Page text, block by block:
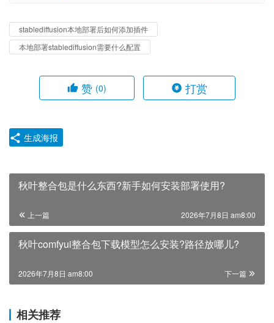
stablediffusion本地部署后如何添加插件
本地部署stablediffusion需要什么配置
赞 (0) 打赏
生成海报
秋叶整合包是什么东西?新手如何安装部署使用?
上一篇 2026年7月8日 am8:00
秋叶comfyui整合包下载模型怎么安装?路径放哪儿?
下一篇
2026年7月8日 am8:00
相关推荐